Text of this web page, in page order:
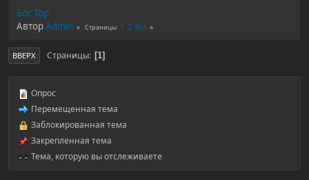
Бог Тор
АвторAdmin Страницы 1 2 Все
ВВЕРХ Страницы 1
Опрос
Перемещенная тема
Заблокированная тема
Закрепленная тема
Тема, которую вы отслеживаете